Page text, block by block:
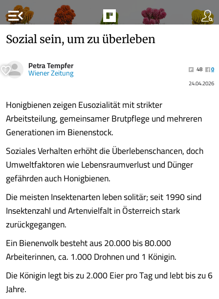
menu_open
Sozial sein, um zu überleben
Petra Tempfer
Wiener Zeitung 48
0
24.04.2026
Honigbienen zeigen Eusozialität mit strikter
Arbeitsteilung, gemeinsamer Brutpflege und mehreren
Generationen im Bienenstock.
Soziales Verhalten erhöht die Überlebenschancen, doch
Umweltfaktoren wie Lebensraumverlust und Dünger
gefährden auch Honigbienen.
Die meisten Insektenarten leben solitär; seit 1990 sind
Insektenzahl und Artenvielfalt in Österreich stark
zurückgegangen.
Ein Bienenvolk besteht aus 20.000 bis 80.000
Arbeiterinnen, ca. 1.000 Drohnen und 1 Königin.
Die Königin legt bis zu 2.000 Eier pro Tag und lebt bis zu 6
Jahre.